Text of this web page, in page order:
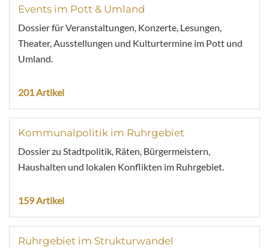
Events im Pott & Umland
Dossier für Veranstaltungen, Konzerte, Lesungen,
Theater, Ausstellungen und Kulturtermine im Pott und
Umland.
201 Artikel
Kommunalpolitik im Ruhrgebiet
Dossier zu Stadtpolitik, Räten, Bürgermeistern,
Haushalten und lokalen Konflikten im Ruhrgebiet.
159 Artikel
Ruhrgebiet im Strukturwandel